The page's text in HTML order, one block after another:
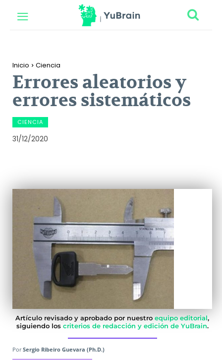
Inicio Ciencia
Errores aleatorios y
errores sistemáticos
CIENCIA
31/12/2020
Artículo revisado y aprobado por nuestro equipo editorial,
siguiendo los criterios de redacción y edición de YuBrain.
Por Sergio Ribeiro Guevara (Ph.D.)